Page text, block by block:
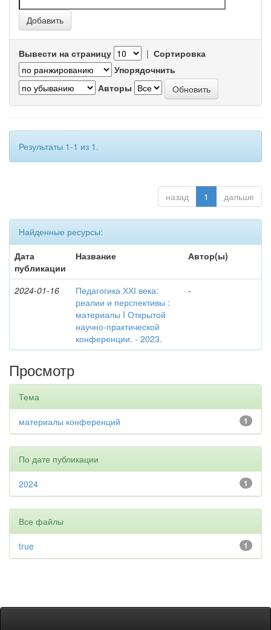
Вывести на страницу | Сортировка
Упорядочнить
Авторы
Результаты 1-1 из 1.
назад 1 дальше
Найденные ресурсы:
Дата
публикации
Название Автор(ы)
2024-01-16
Педагогика ХХІ века:
реалии и перспективы :
материалы I Открытой
научно-практической
конференции. - 2023.
-
Просмотр
Тема
1
материалы конференций
По дате публикации
1
2024
Все файлы
1
true